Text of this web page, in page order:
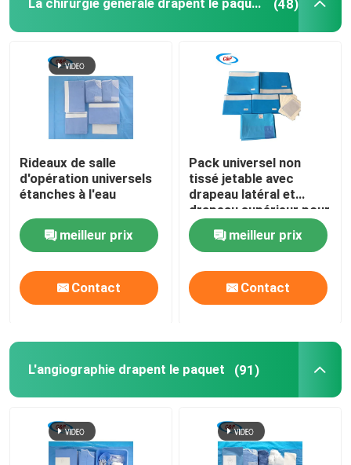
La chirurgie générale drapent le paquet (48)
Rideaux de salle
d'opération universels
étanches à l'eau
meilleur prix
Contact
Pack universel non
tissé jetable avec
drapeau latéral et
drapeau supérieur pour
chirurgie générale
meilleur prix
Contact
L'angiographie drapent le paquet (91)